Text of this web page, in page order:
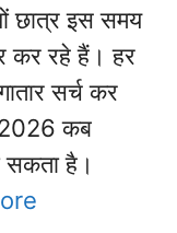
छात्र इस समय
कर रहे हैं। हर
सर्च कर
कब
है।